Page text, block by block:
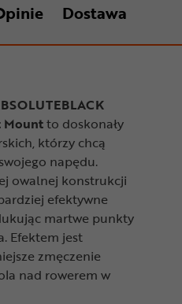
Dostawa
Mountto doskonały
którzy chcą
napędu.
owalnej konstrukcji
efektywne
martwe punkty
Efektem jest
zmęczenie
nad rowerem w